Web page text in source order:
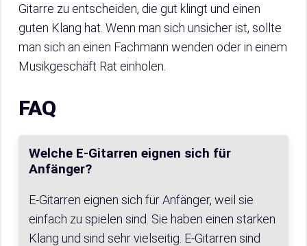
Gitarre zu entscheiden, die gut klingt und einen
guten Klang hat. Wenn man sich unsicher ist, sollte
man sich an einen Fachmann wenden oder in einem
Musikgeschäft Rat einholen.
FAQ
Welche E-Gitarren eignen sich für
Anfänger?
E-Gitarren eignen sich für Anfänger, weil sie
einfach zu spielen sind. Sie haben einen starken
Klang und sind sehr vielseitig. E-Gitarren sind